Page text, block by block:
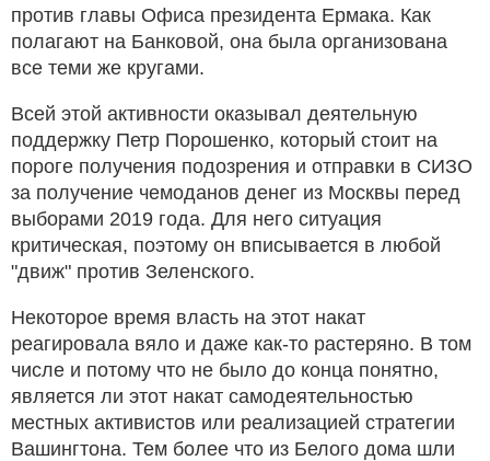
против главы Офиса президента Ермака. Как
полагают на Банковой, она была организована
все теми же кругами.
Всей этой активности оказывал деятельную
поддержку Петр Порошенко, который стоит на
пороге получения подозрения и отправки в СИЗО
за получение чемоданов денег из Москвы перед
выборами 2019 года. Для него ситуация
критическая, поэтому он вписывается в любой
"движ" против Зеленского.
Некоторое время власть на этот накат
реагировала вяло и даже как-то растеряно. В том
числе и потому что не было до конца понятно,
является ли этот накат самодеятельностью
местных активистов или реализацией стратегии
Вашингтона. Тем более что из Белого дома шли